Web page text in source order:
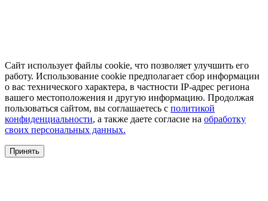
Сайт использует файлы cookie, что позволяет улучшить его
работу. Использование cookie предполагает сбор информации
о вас технического характера, в частности IP-адрес региона
вашего местоположения и другую информацию. Продолжая
пользоваться сайтом, вы соглашаетесь с политикой
конфиденциальности, а также даете согласие на обработку
своих персональных данных.
Принять